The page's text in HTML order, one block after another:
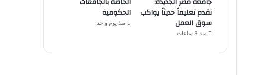
نقدم تعليماً حديثاً يواكب
سوق العمل
منذ 8 ساعات
الحكومية
منذ يوم واحد